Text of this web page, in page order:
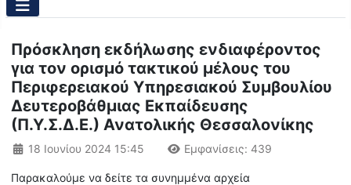
Πρόσκληση εκδήλωσης ενδιαφέροντος
για τον ορισμό τακτικού μέλους του
Περιφερειακού Υπηρεσιακού Συμβουλίου
Δευτεροβάθμιας Εκπαίδευσης
(Π.Υ.Σ.Δ.Ε.) Ανατολικής Θεσσαλονίκης
Λεπτομέρειες
18 Ιουνίου 2024 15:45 Εμφανίσεις: 439
Παρακαλούμε να δείτε τα συνημμένα αρχεία